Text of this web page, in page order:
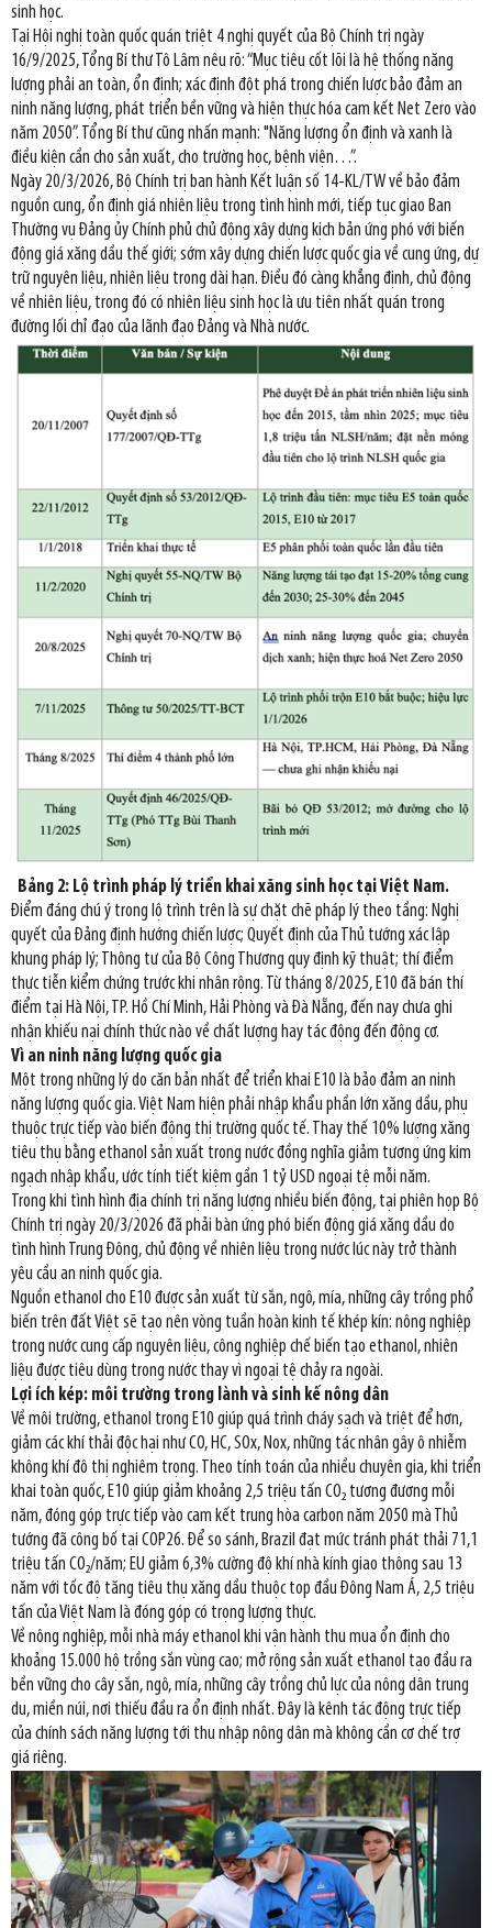
sinh học.
Tại Hội nghị toàn quốc quán triệt 4 nghị quyết của Bộ Chính trị ngày
16/9/2025, Tổng Bí thư Tô Lâm nêu rõ: “Mục tiêu cốt lõi là hệ thống năng
lượng phải an toàn, ổn định; xác định đột phá trong chiến lược bảo đảm an
ninh năng lượng, phát triển bền vững và hiện thực hóa cam kết Net Zero vào
năm 2050”. Tổng Bí thư cũng nhấn mạnh: "Năng lượng ổn định và xanh là
điều kiện cần cho sản xuất, cho trường học, bệnh viện…”.
Ngày 20/3/2026, Bộ Chính trị ban hành Kết luận số 14-KL/TW về bảo đảm
nguồn cung, ổn định giá nhiên liệu trong tình hình mới, tiếp tục giao Ban
Thường vụ Đảng ủy Chính phủ chủ động xây dựng kịch bản ứng phó với biến
động giá xăng dầu thế giới; sớm xây dựng chiến lược quốc gia về cung ứng, dự
trữ nguyên liệu, nhiên liệu trong dài hạn. Điều đó càng khẳng định, chủ động
về nhiên liệu, trong đó có nhiên liệu sinh học là ưu tiên nhất quán trong
đường lối chỉ đạo của lãnh đạo Đảng và Nhà nước.
Bảng 2: Lộ trình pháp lý triển khai xăng sinh học tại Việt Nam.
Điểm đáng chú ý trong lộ trình trên là sự chặt chẽ pháp lý theo tầng: Nghị
quyết của Đảng định hướng chiến lược; Quyết định của Thủ tướng xác lập
khung pháp lý; Thông tư của Bộ Công Thương quy định kỹ thuật; thí điểm
thực tiễn kiểm chứng trước khi nhân rộng. Từ tháng 8/2025, E10 đã bán thí
điểm tại Hà Nội, TP. Hồ Chí Minh, Hải Phòng và Đà Nẵng, đến nay chưa ghi
nhận khiếu nại chính thức nào về chất lượng hay tác động đến động cơ.
Vì an ninh năng lượng quốc gia
Một trong những lý do căn bản nhất để triển khai E10 là bảo đảm an ninh
năng lượng quốc gia. Việt Nam hiện phải nhập khẩu phần lớn xăng dầu, phụ
thuộc trực tiếp vào biến động thị trường quốc tế. Thay thế 10% lượng xăng
tiêu thụ bằng ethanol sản xuất trong nước đồng nghĩa giảm tương ứng kim
ngạch nhập khẩu, ước tính tiết kiệm gần 1 tỷ USD ngoại tệ mỗi năm.
Trong khi tình hình địa chính trị năng lượng nhiều biến động, tại phiên họp Bộ
Chính trị ngày 20/3/2026 đã phải bàn ứng phó biến động giá xăng dầu do
tình hình Trung Đông, chủ động về nhiên liệu trong nước lúc này trở thành
yêu cầu an ninh quốc gia.
Nguồn ethanol cho E10 được sản xuất từ sắn, ngô, mía, những cây trồng phổ
biến trên đất Việt sẽ tạo nên vòng tuần hoàn kinh tế khép kín: nông nghiệp
trong nước cung cấp nguyên liệu, công nghiệp chế biến tạo ethanol, nhiên
liệu được tiêu dùng trong nước thay vì ngoại tệ chảy ra ngoài.
Lợi ích kép: môi trường trong lành và sinh kế nông dân
Về môi trường, ethanol trong E10 giúp quá trình cháy sạch và triệt để hơn,
giảm các khí thải độc hại như CO, HC, SOx, Nox, những tác nhân gây ô nhiễm
không khí đô thị nghiêm trọng. Theo tính toán của nhiều chuyên gia, khi triển
khai toàn quốc, E10 giúp giảm khoảng 2,5 triệu tấn CO₂ tương đương mỗi
năm, đóng góp trực tiếp vào cam kết trung hòa carbon năm 2050 mà Thủ
tướng đã công bố tại COP26. Để so sánh, Brazil đạt mức tránh phát thải 71,1
triệu tấn CO₂/năm; EU giảm 6,3% cường độ khí nhà kính giao thông sau 13
năm với tốc độ tăng tiêu thụ xăng dầu thuộc top đầu Đông Nam Á, 2,5 triệu
tấn của Việt Nam là đóng góp có trọng lượng thực.
Về nông nghiệp, mỗi nhà máy ethanol khi vận hành thu mua ổn định cho
khoảng 15.000 hộ trồng sắn vùng cao; mở rộng sản xuất ethanol tạo đầu ra
bền vững cho cây sắn, ngô, mía, những cây trồng chủ lực của nông dân trung
du, miền núi, nơi thiếu đầu ra ổn định nhất. Đây là kênh tác động trực tiếp
của chính sách năng lượng tới thu nhập nông dân mà không cần cơ chế trợ
giá riêng.